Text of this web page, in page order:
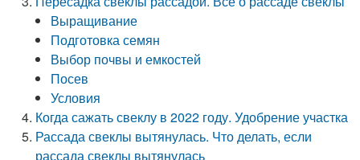
Выращивание
Подготовка семян
Выбор почвы и емкостей
Посев
Условия
Когда сажать свеклу в 2022 году. Удобрение участка
Рассада свеклы вытянулась. Что делать, если
рассада свеклы вытянулась